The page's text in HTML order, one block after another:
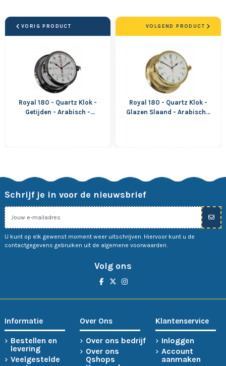
VORIG PRODUCT
Royal 180 - Quartz Klok -
Getijden - Arabisch -
Royal 180 - Quartz Klok -
Glazen Slaand - Arabisch -
VOLGEND PRODUCT
Schrijf je in voor de nieuwsbrief
U kunt op elk gewenst moment weer uitschrijven. Hiervoor kunt u de
contactgegevens gebruiken uit de algemene voorwaarden.
Volg ons
Informatie
Bestellen en
levering
Veelgestelde
Over Ons
Over ons bedrijf
Over ons
Qshops
Klantenservice
Inloggen
Account
aanmaken